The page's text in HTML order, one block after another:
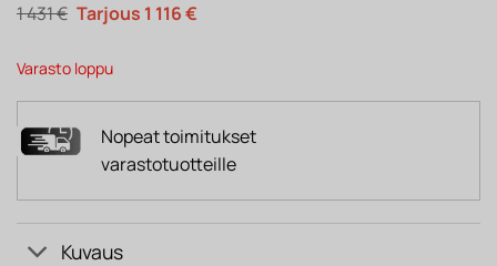
1 431€ Alkuperäinen
hinta
1
431 €.
1 116€Nykyinen
Varasto loppu
Nopeat toimitukset
varastotuotteille
Kuvaus